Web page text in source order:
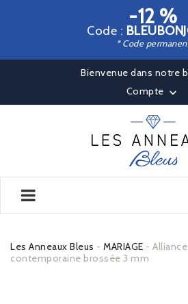
-12 %
Code :
* Code
Bienvenue dans notre
Compte 
Les Anneaux Bleus MARIAGE
contemporaine brossée 3 mm